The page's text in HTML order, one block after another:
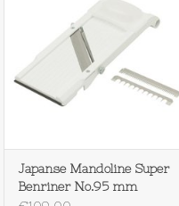
TOEVOEGEN AAN WINKELWAGEN
Japanse Mandoline Super
Benriner No.95 mm